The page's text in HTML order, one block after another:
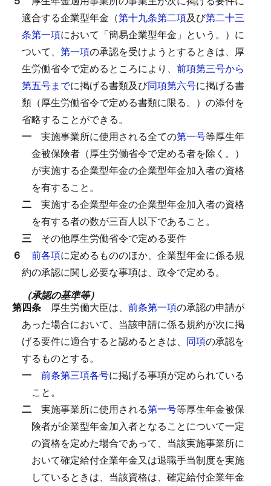
適合する企業型年金（第十九条第二項及び第二十三
条第一項において「簡易企業型年金」という。）に
ついて、 第一項の承認を受けようとするときは、厚
生労働省令で定めるところにより、 前項第三号から
第五号までに掲げる書類及び同項第六号に掲げる書
類（厚生労働省令で定める書類に限る。）の添付を
省略することができる。
一 実施事業所に使用される全ての第一号等厚生年
金被保険者（厚生労働省令で定める者を除く。）
が実施する企業型年金の企業型年金加入者の資格
を有すること。
二 実施する企業型年金の企業型年金加入者の資格
を有する者の数が三百人以下であること。
三 その他厚生労働省令で定める要件
６ 前各項に定めるもののほか、企業型年金に係る規
約の承認に関し必要な事項は、政令で定める。
（承認の基準等）
第四条 厚生労働大臣は、 前条第一項の承認の申請が
あった場合において、当該申請に係る規約が次に掲
げる要件に適合すると認めるときは、 同項の承認を
するものとする。
一 前条第三項各号に掲げる事項が定められている
こと。
二 実施事業所に使用される第一号等厚生年金被保
険者が企業型年金加入者となることについて一定
の資格を定めた場合であって、当該実施事業所に
おいて確定給付企業年金又は退職手当制度を実施
しているときは、当該資格は、確定給付企業年金